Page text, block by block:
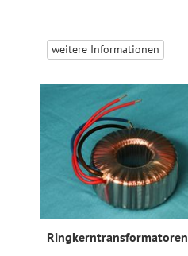
weitere Informationen
Ringkerntransformatoren